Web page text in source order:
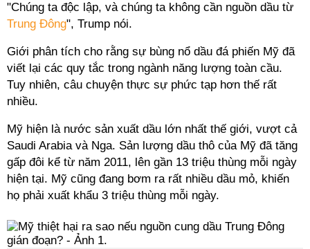
"Chúng ta độc lập, và chúng ta không cần nguồn dầu từ
Trung Đông", Trump nói.
Giới phân tích cho rằng sự bùng nổ dầu đá phiến Mỹ đã
viết lại các quy tắc trong ngành năng lượng toàn cầu.
Tuy nhiên, câu chuyện thực sự phức tạp hơn thế rất
nhiều.
Mỹ hiện là nước sản xuất dầu lớn nhất thế giới, vượt cả
Saudi Arabia và Nga. Sản lượng dầu thô của Mỹ đã tăng
gấp đôi kể từ năm 2011, lên gần 13 triệu thùng mỗi ngày
hiện tại. Mỹ cũng đang bơm ra rất nhiều dầu mỏ, khiến
họ phải xuất khẩu 3 triệu thùng mỗi ngày.